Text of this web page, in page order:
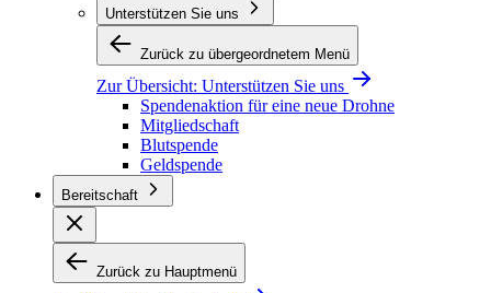
Unterstützen Sie uns
Zurück zu übergeordnetem Menü
Zur Übersicht: Unterstützen Sie uns
Spendenaktion für eine neue Drohne
Mitgliedschaft
Blutspende
Geldspende
Bereitschaft
Zurück zu Hauptmenü